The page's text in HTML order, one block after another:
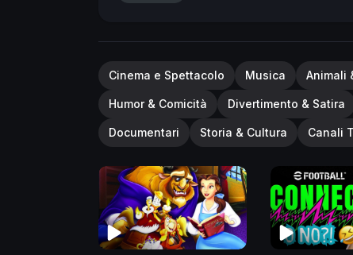
Cinema e Spettacolo Musica Animali
Humor & Comicità Divertimento & Satira
Documentari Storia & Cultura Canali